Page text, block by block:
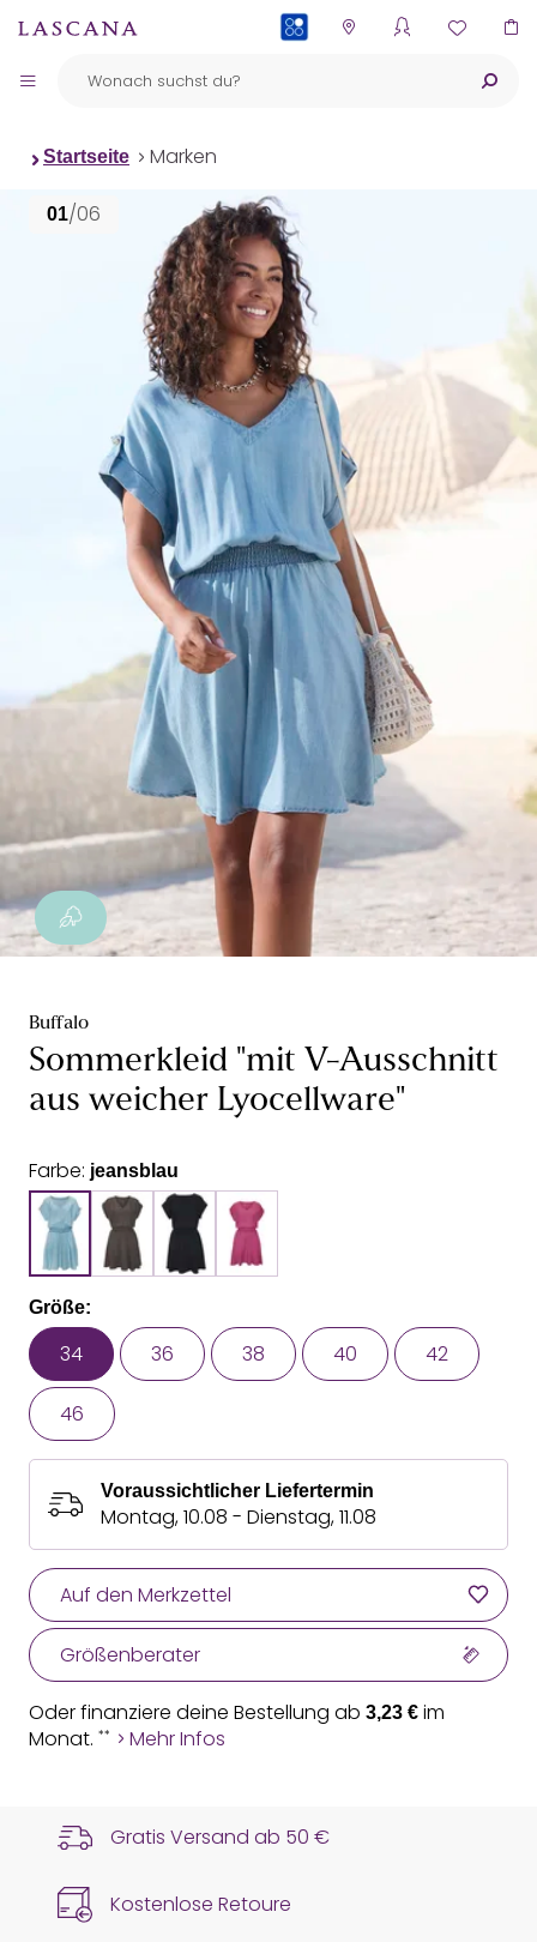
Startseite Marken
01/06
Buffalo
Sommerkleid "mit V-Ausschnitt
aus weicher Lyocellware"
Farbe: jeansblau
Größe:
34 36 38 40 42
46
Voraussichtlicher Liefertermin
Montag, 10.08 - Dienstag, 11.08
Auf den Merkzettel
Größenberater
Oder finanziere deine Bestellung ab 3,23 € im
Monat. ** Mehr Infos
Gratis Versand ab 50 €
Kostenlose Retoure